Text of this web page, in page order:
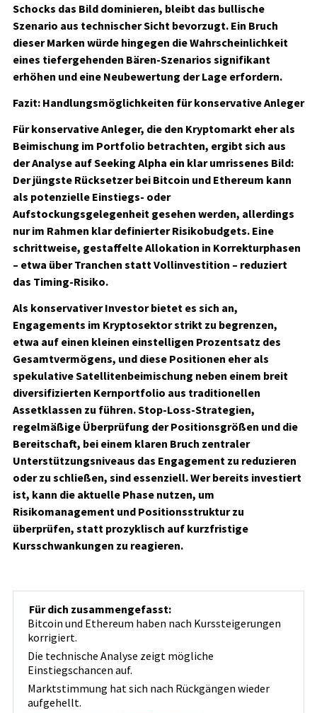
Schocks das Bild dominieren, bleibt das bullische
Szenario aus technischer Sicht bevorzugt. Ein Bruch
dieser Marken würde hingegen die Wahrscheinlichkeit
eines tiefergehenden Bären-Szenarios signifikant
erhöhen und eine Neubewertung der Lage erfordern.
Fazit: Handlungsmöglichkeiten für konservative Anleger
Für konservative Anleger, die den Kryptomarkt eher als
Beimischung im Portfolio betrachten, ergibt sich aus
der Analyse auf Seeking Alpha ein klar umrissenes Bild:
Der jüngste Rücksetzer bei Bitcoin und Ethereum kann
als potenzielle Einstiegs- oder
Aufstockungsgelegenheit gesehen werden, allerdings
nur im Rahmen klar definierter Risikobudgets. Eine
schrittweise, gestaffelte Allokation in Korrekturphasen
– etwa über Tranchen statt Vollinvestition – reduziert
das Timing-Risiko.
Als konservativer Investor bietet es sich an,
Engagements im Kryptosektor strikt zu begrenzen,
etwa auf einen kleinen einstelligen Prozentsatz des
Gesamtvermögens, und diese Positionen eher als
spekulative Satellitenbeimischung neben einem breit
diversifizierten Kernportfolio aus traditionellen
Assetklassen zu führen. Stop-Loss-Strategien,
regelmäßige Überprüfung der Positionsgrößen und die
Bereitschaft, bei einem klaren Bruch zentraler
Unterstützungsniveaus das Engagement zu reduzieren
oder zu schließen, sind essenziell. Wer bereits investiert
ist, kann die aktuelle Phase nutzen, um
Risikomanagement und Positionsstruktur zu
überprüfen, statt prozyklisch auf kurzfristige
Kursschwankungen zu reagieren.
Für dich zusammengefasst:
Bitcoin und Ethereum haben nach Kurssteigerungen
korrigiert.
Die technische Analyse zeigt mögliche
Einstiegschancen auf.
Marktstimmung hat sich nach Rückgängen wieder
aufgehellt.